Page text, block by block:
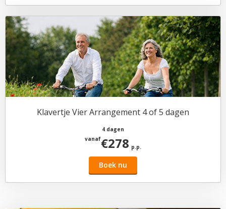
Klavertje Vier Arrangement 4 of 5 dagen
4 dagen
vanaf€278 p.p.
Boek nu